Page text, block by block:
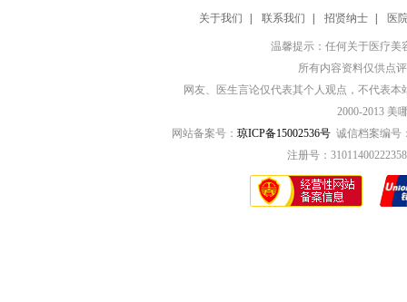
关于我们 联系我们 招贤纳士 医
温馨提示：任何关于医疗美
所有内容资料仅供点
网友、医生言论仅代表其个人观点，不代表
2000-2013 美
网站备案号： 琼ICP备15002536号诚信档案编号
注册号：